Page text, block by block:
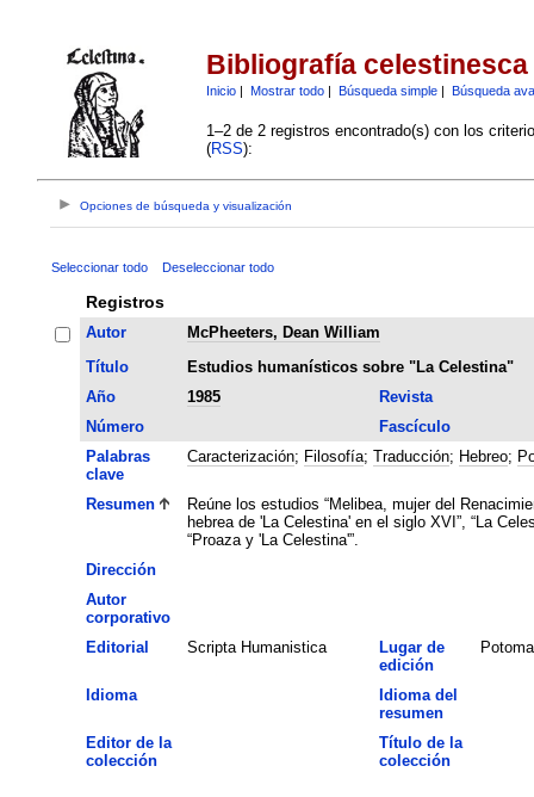
Bibliografía celestinesca
Inicio| Mostrar todo| Búsqueda simple| Búsqueda
1–2 de 2 registros encontrado(s) con los
(RSS):
Opciones de búsqueda y visualización
Seleccionar todo Deseleccionar todo
Registros
Autor
McPheeters, Dean William
Título
Estudios humanísticos sobre "La Celestina"
Año
1985
Revista
Número
Fascículo
Palabras
clave
Caracterización; Filosofía; Traducción; Hebreo;
Resumen
Reúne los estudios “Melibea, mujer del
hebrea de 'La Celestina' en el siglo XVI”, “La
“Proaza y 'La Celestina'”.
Dirección
Autor
corporativo
Editorial
Scripta Humanistica
Lugar de
edición
Idioma
Idioma del
resumen
Editor de la
colección
Título de la
colección